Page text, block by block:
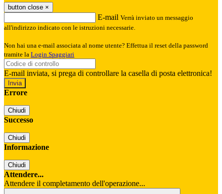
button close ×
E-mail Verrà inviato un messaggio
all'indirizzo indicato con le istruzioni necessarie.
Non hai una e-mail associata al nome utente? Effettua il reset della password
tramite la Login Spaggiari
E-mail inviata, si prega di controllare la casella di posta elettronica!
Errore
Chiudi
Successo
Chiudi
Informazione
Chiudi
Attendere...
Attendere il completamento dell'operazione...